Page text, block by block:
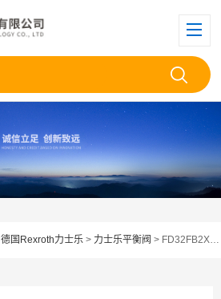
德国Rexroth力士乐 > 力士乐平衡阀 > FD32FB2X/400B06V-068Rexroth力士乐平衡阀FD32FB2X/400B06V-067